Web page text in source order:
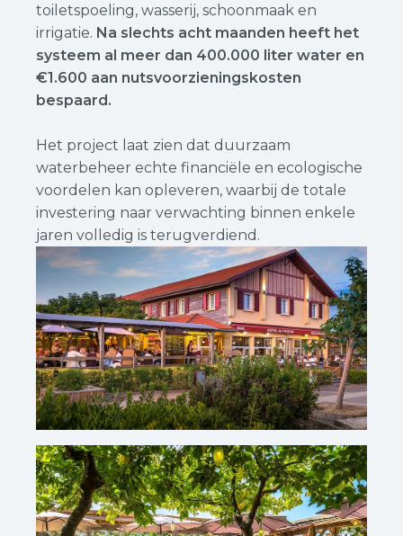
toiletspoeling, wasserij, schoonmaak en
irrigatie. Na slechts acht maanden heeft het
systeem al meer dan 400.000 liter water en
€1.600 aan nutsvoorzieningskosten
bespaard.
Het project laat zien dat duurzaam
waterbeheer echte financiële en ecologische
voordelen kan opleveren, waarbij de totale
investering naar verwachting binnen enkele
jaren volledig is terugverdiend.